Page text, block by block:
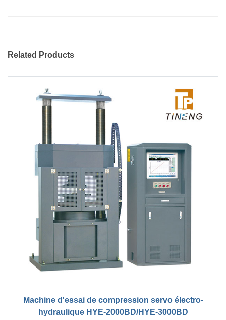
Related Products
Machine d'essai de compression servo électro-
hydraulique HYE-2000BD/HYE-3000BD